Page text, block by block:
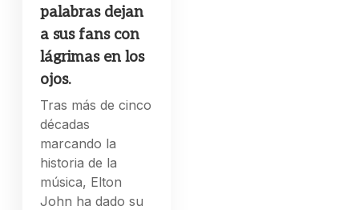
palabras dejan
a sus fans con
lágrimas en los
ojos.
Tras más de cinco
décadas
marcando la
historia de la
música, Elton
John ha dado su